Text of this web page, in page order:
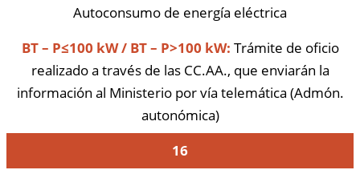
Autoconsumo de energía eléctrica
BT – P≤100 kW / BT – P>100 kW: Trámite de oficio
realizado a través de las CC.AA., que enviarán la
información al Ministerio por vía telemática (Admón.
autonómica)
16